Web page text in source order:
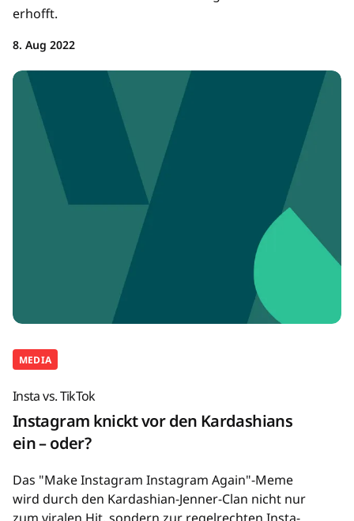
erhofft.
8. Aug 2022
MEDIA
Insta vs. TikTok
Instagram knickt vor den Kardashians
ein – oder?
Das "Make Instagram Instagram Again"-Meme
wird durch den Kardashian-Jenner-Clan nicht nur